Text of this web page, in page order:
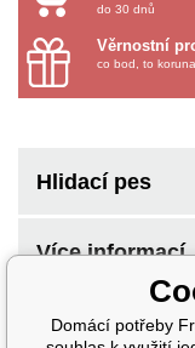
do 30 dnů
Věrnostní
co bod, to koruna
Hlidací pes
Více informací
Domácí potřeby